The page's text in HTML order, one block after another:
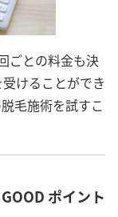
ごとの料金も決
けることができ
毛施術を試すこ
ポイント